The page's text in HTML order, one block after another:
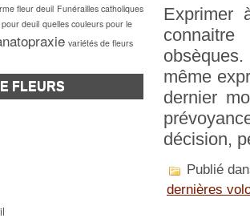
fleur deuil Funérailles catholiques
deuil quelles couleurs pour le
variétés de fleurs
FLEURS
Exprimer
même
dernier
décision,
Publié
dernières